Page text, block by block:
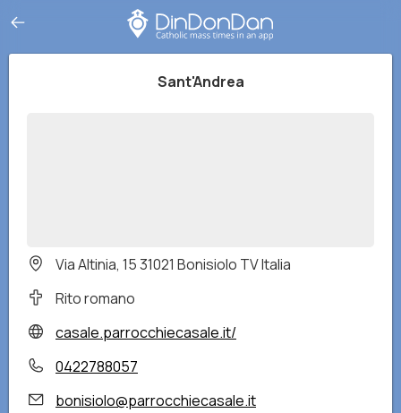
Sant'Andrea
Via Altinia, 15 31021 Bonisiolo TV Italia
Rito romano
casale.parrocchiecasale.it/
0422788057
bonisiolo@parrocchiecasale.it